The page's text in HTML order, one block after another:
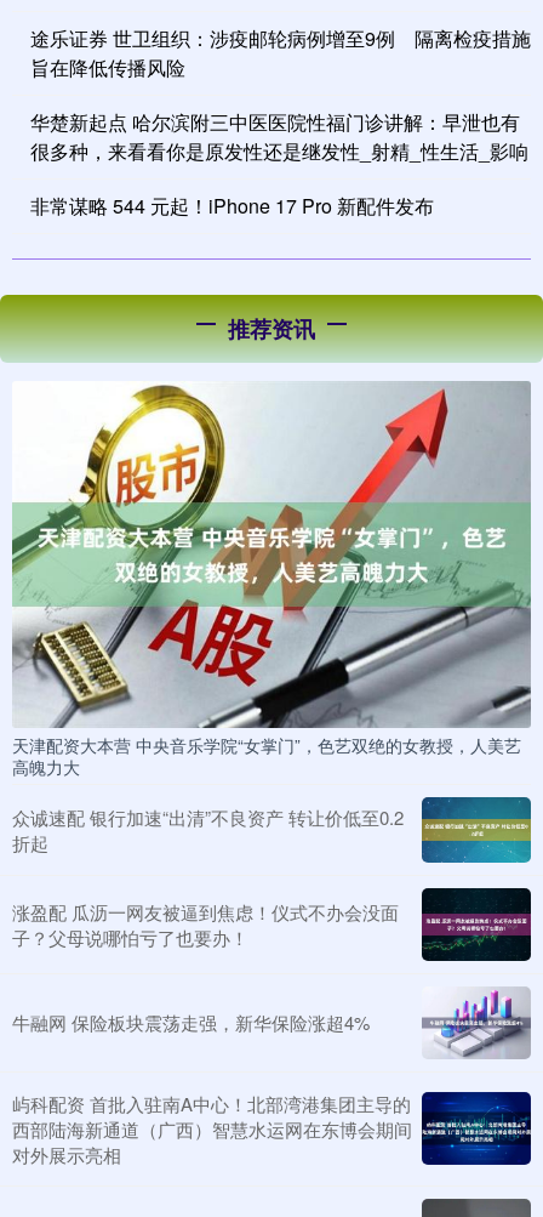
途乐证券 世卫组织：涉疫邮轮病例增至9例 隔离检疫措施
旨在降低传播风险
华楚新起点 哈尔滨附三中医医院性福门诊讲解：早泄也有
很多种，来看看你是原发性还是继发性_射精_性生活_影响
非常谋略 544 元起！iPhone 17 Pro 新配件发布
推荐资讯
天津配资大本营 中央音乐学院“女掌门”，色艺双绝的女教授，人美艺
高魄力大
众诚速配 银行加速“出清”不良资产 转让价低至0.2
折起
涨盈配 瓜沥一网友被逼到焦虑！仪式不办会没面
子？父母说哪怕亏了也要办！
牛融网 保险板块震荡走强，新华保险涨超4%
屿科配资 首批入驻南A中心！北部湾港集团主导的
西部陆海新通道（广西）智慧水运网在东博会期间
对外展示亮相